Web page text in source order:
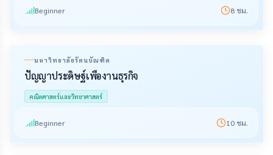
Beginner 8 ชม.
มหาวิทยาลัยรัตนบัณฑิต
ปัญญาประดิษฐ์เพื่องานธุรกิจ
คณิตศาสตร์และวิทยาศาสตร์
Beginner 10 ชม.